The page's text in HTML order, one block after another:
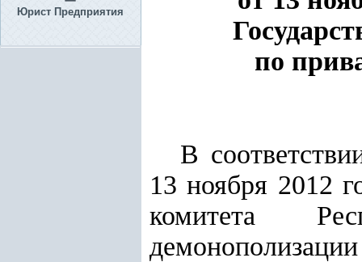
Юрист Предприятия
по
В
13 ноября 2012
комитета